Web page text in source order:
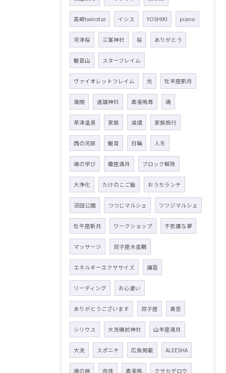
高崎twinstar イシス YOSHIKI piano
河津桜 三峯神社 桜 ありがとう
観音山 スターフレイム
ヴァイオレットフレイム 光 牡羊座新月
満開 進雄神社 素戔嗚尊 魂
草津温泉 家族 湯畑 家族旅行
西の河原 観音 日輪 人生
魂の学び 蠍座満月 ブロック解除
大浄化 たけのこご飯 おうちランチ
沼田公園 つつじマルシェ ツツジマルシェ
牡牛座新月 ワークショップ 不思議な夢
マッサージ 双子座木星期
エネルギーエクササイズ 講習
リーディング お心遣い
ありがとうございます 双子座 奥宮
シリウス 大洗磯前神社 山羊座満月
大洗 スポニチ 広告掲載 ALEESHA
魂の器 肉体 素戔嗚 クサカゲロウ